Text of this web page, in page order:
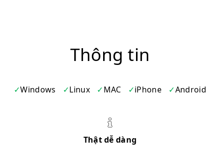
Thông tin
Windows Linux MAC iPhone Android
Thật dễ dàng